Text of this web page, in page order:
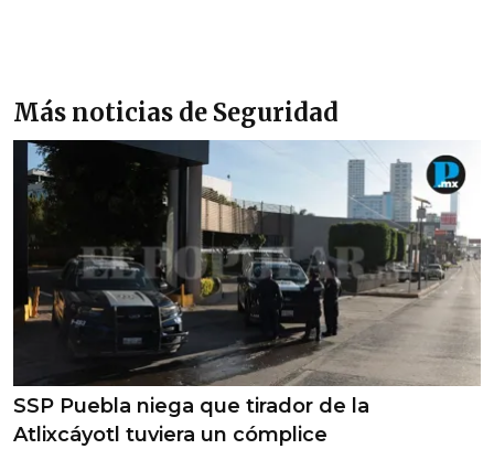
Más noticias de Seguridad
SSP Puebla niega que tirador de la
Atlixcáyotl tuviera un cómplice